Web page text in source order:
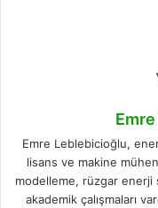
Emre
Emre Leblebicioğlu,
lisans ve makine
modelleme, rüzgar enerji
akademik çalışmaları